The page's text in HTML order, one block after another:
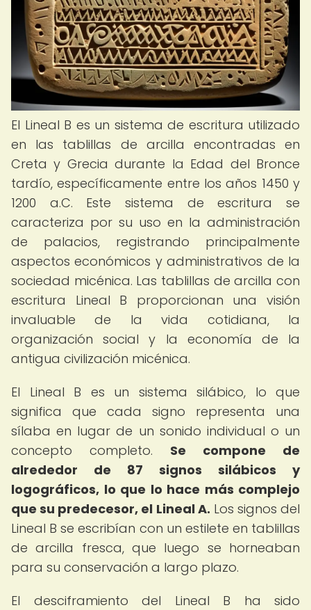
El Lineal B es un sistema de escritura utilizado
en las tablillas de arcilla encontradas en
Creta y Grecia durante la Edad del Bronce
tardío, específicamente entre los años 1450 y
1200 a.C. Este sistema de escritura se
caracteriza por su uso en la administración
de palacios, registrando principalmente
aspectos económicos y administrativos de la
sociedad micénica. Las tablillas de arcilla con
escritura Lineal B proporcionan una visión
invaluable de la vida cotidiana, la
organización social y la economía de la
antigua civilización micénica.
El Lineal B es un sistema silábico, lo que
significa que cada signo representa una
sílaba en lugar de un sonido individual o un
concepto completo. Se compone de
alrededor de 87 signos silábicos y
logográficos, lo que lo hace más complejo
que su predecesor, el Lineal A. Los signos del
Lineal B se escribían con un estilete en tablillas
de arcilla fresca, que luego se horneaban
para su conservación a largo plazo.
El desciframiento del Lineal B ha sido